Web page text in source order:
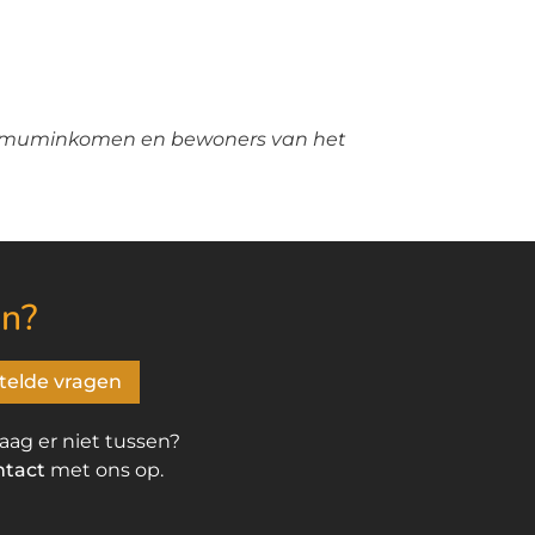
en bewoners van het
vragen
er niet tussen?
met ons op.